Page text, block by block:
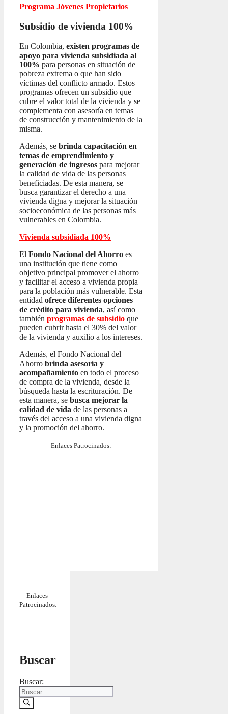
Programa Jóvenes Propietarios
Subsidio de vivienda 100%
En Colombia, existen programas de
apoyo para vivienda subsidiada al
100% para personas en situación de
pobreza extrema o que han sido
víctimas del conflicto armado. Estos
programas ofrecen un subsidio que
cubre el valor total de la vivienda y se
complementa con asesoría en temas
de construcción y mantenimiento de la
misma.
Además, se brinda capacitación en
temas de emprendimiento y
generación de ingresos para mejorar
la calidad de vida de las personas
beneficiadas. De esta manera, se
busca garantizar el derecho a una
vivienda digna y mejorar la situación
socioeconómica de las personas más
vulnerables en Colombia.
Vivienda subsidiada 100%
El Fondo Nacional del Ahorro es
una institución que tiene como
objetivo principal promover el ahorro
y facilitar el acceso a vivienda propia
para la población más vulnerable. Esta
entidad ofrece diferentes opciones
de crédito para vivienda, así como
también programas de subsidio que
pueden cubrir hasta el 30% del valor
de la vivienda y auxilio a los intereses.
Además, el Fondo Nacional del
Ahorro brinda asesoría y
acompañamiento en todo el proceso
de compra de la vivienda, desde la
búsqueda hasta la escrituración. De
esta manera, se busca mejorar la
calidad de vida de las personas a
través del acceso a una vivienda digna
y la promoción del ahorro.
Enlaces Patrocinados:
Enlaces
Patrocinados:
Buscar
Buscar: